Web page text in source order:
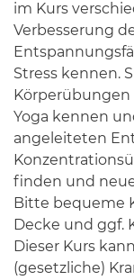
im Kurs
Verbesserung
Stress kennen.
Körperübungen
Yoga kennen
angeleiteten
finden und
Bitte bequeme
Decke und ggf.
Dieser Kurs
(gesetzliche)